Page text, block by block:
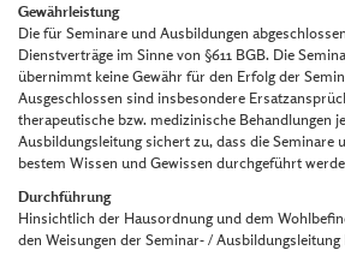
Gewährleistung
Die für Seminare und Ausbildungen
Dienstverträge im Sinne von §611 BGB. Die
übernimmt keine Gewähr für den Erfolg der
Ausgeschlossen sind insbesondere
therapeutische bzw. medizinische Behandlungen
Ausbildungsleitung sichert zu, dass die Seminare
bestem Wissen und Gewissen durchgeführt
Durchführung
Hinsichtlich der Hausordnung und dem
den Weisungen der Seminar- / Ausbildungsleitung